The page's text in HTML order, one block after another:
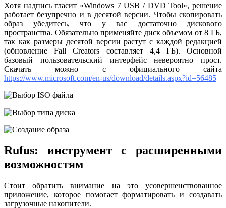
Хотя надпись гласит «Windows 7 USB / DVD Tool», решение
работает безупречно и в десятой версии. Чтобы скопировать
образ убедитесь, что у вас достаточно дискового
пространства. Обязательно применяйте диск объемом от 8 ГБ,
так как размеры десятой версии растут с каждой редакцией
(обновление Fall Creators составляет 4,4 ГБ). Основной
базовый пользовательский интерфейс невероятно прост.
Скачать можно с официального сайта
https://www.microsoft.com/en-us/download/details.aspx?id=56485
Rufus: инструмент с расширенными
возможностям
Стоит обратить внимание на это усовершенствованное
приложение, которое помогает форматировать и создавать
загрузочные накопители.